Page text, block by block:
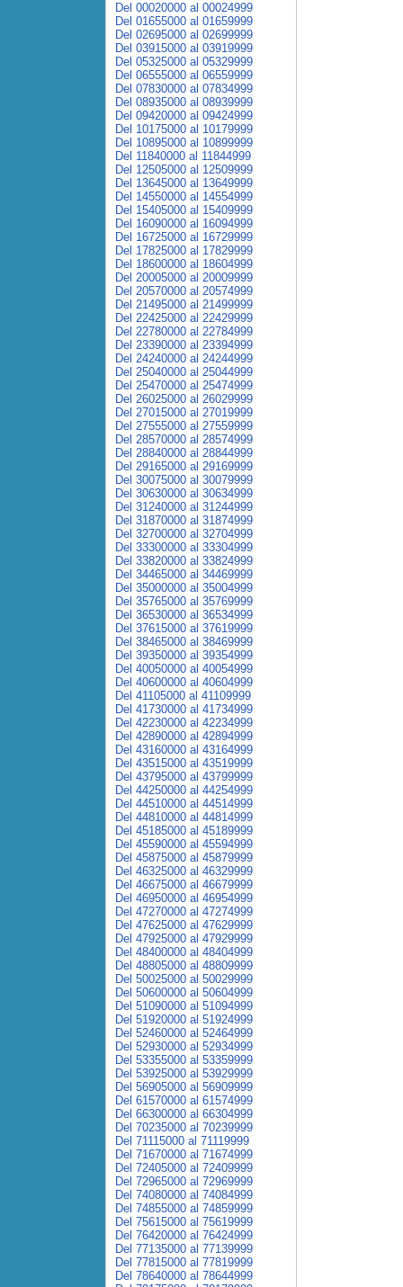
Del 00020000 al 00024999
Del 01655000 al 01659999
Del 02695000 al 02699999
Del 03915000 al 03919999
Del 05325000 al 05329999
Del 06555000 al 06559999
Del 07830000 al 07834999
Del 08935000 al 08939999
Del 09420000 al 09424999
Del 10175000 al 10179999
Del 10895000 al 10899999
Del 11840000 al 11844999
Del 12505000 al 12509999
Del 13645000 al 13649999
Del 14550000 al 14554999
Del 15405000 al 15409999
Del 16090000 al 16094999
Del 16725000 al 16729999
Del 17825000 al 17829999
Del 18600000 al 18604999
Del 20005000 al 20009999
Del 20570000 al 20574999
Del 21495000 al 21499999
Del 22425000 al 22429999
Del 22780000 al 22784999
Del 23390000 al 23394999
Del 24240000 al 24244999
Del 25040000 al 25044999
Del 25470000 al 25474999
Del 26025000 al 26029999
Del 27015000 al 27019999
Del 27555000 al 27559999
Del 28570000 al 28574999
Del 28840000 al 28844999
Del 29165000 al 29169999
Del 30075000 al 30079999
Del 30630000 al 30634999
Del 31240000 al 31244999
Del 31870000 al 31874999
Del 32700000 al 32704999
Del 33300000 al 33304999
Del 33820000 al 33824999
Del 34465000 al 34469999
Del 35000000 al 35004999
Del 35765000 al 35769999
Del 36530000 al 36534999
Del 37615000 al 37619999
Del 38465000 al 38469999
Del 39350000 al 39354999
Del 40050000 al 40054999
Del 40600000 al 40604999
Del 41105000 al 41109999
Del 41730000 al 41734999
Del 42230000 al 42234999
Del 42890000 al 42894999
Del 43160000 al 43164999
Del 43515000 al 43519999
Del 43795000 al 43799999
Del 44250000 al 44254999
Del 44510000 al 44514999
Del 44810000 al 44814999
Del 45185000 al 45189999
Del 45590000 al 45594999
Del 45875000 al 45879999
Del 46325000 al 46329999
Del 46675000 al 46679999
Del 46950000 al 46954999
Del 47270000 al 47274999
Del 47625000 al 47629999
Del 47925000 al 47929999
Del 48400000 al 48404999
Del 48805000 al 48809999
Del 50025000 al 50029999
Del 50600000 al 50604999
Del 51090000 al 51094999
Del 51920000 al 51924999
Del 52460000 al 52464999
Del 52930000 al 52934999
Del 53355000 al 53359999
Del 53925000 al 53929999
Del 56905000 al 56909999
Del 61570000 al 61574999
Del 66300000 al 66304999
Del 70235000 al 70239999
Del 71115000 al 71119999
Del 71670000 al 71674999
Del 72405000 al 72409999
Del 72965000 al 72969999
Del 74080000 al 74084999
Del 74855000 al 74859999
Del 75615000 al 75619999
Del 76420000 al 76424999
Del 77135000 al 77139999
Del 77815000 al 77819999
Del 78640000 al 78644999